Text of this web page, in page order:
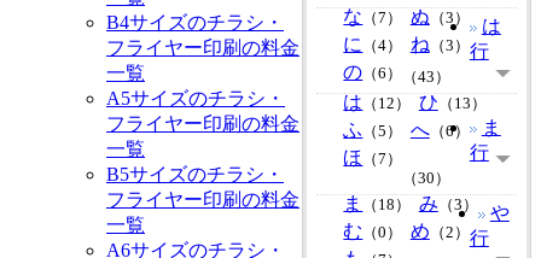
な （7） ぬ （3）
に （4） ね（3）
の （6）
は
行
（43）
は （12） ひ （13）
ふ （5） へ（6）
ほ （7）
ま
行
（30）
ま （18） み （3）
む （0） め （2）
や
行
B4サイズのチラシ・
フライヤー印刷の料金
一覧
A5サイズのチラシ・
フライヤー印刷の料金
一覧
B5サイズのチラシ・
フライヤー印刷の料金
一覧
A6サイズのチラシ・